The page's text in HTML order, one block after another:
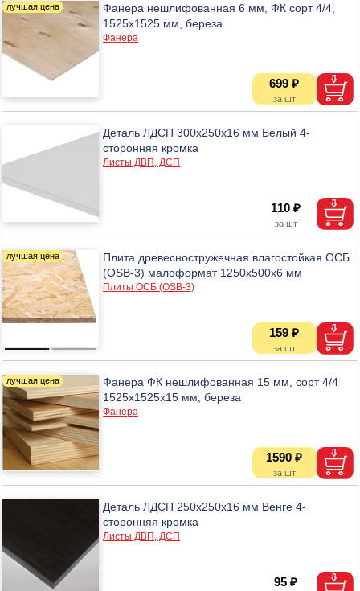
Фанера нешлифованная 6 мм, ФК сорт 4/4,
1525х1525 мм, береза
Фанера
699 ₽
Деталь ЛДСП 300х250х16 мм Белый 4-
сторонняя кромка
Листы ДВП, ДСП
110 ₽
Плита древесностружечная влагостойкая ОСБ
(OSB-3) малоформат 1250х500х6 мм
Плиты ОСБ (OSB-3)
159 ₽
Фанера ФК нешлифованная 15 мм, сорт 4/4
1525х1525х15 мм, береза
Фанера
1590 ₽
Деталь ЛДСП 250х250х16 мм Венге 4-
сторонняя кромка
Листы ДВП, ДСП
95 ₽